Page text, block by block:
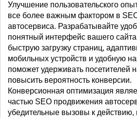
Улучшение пользовательского
все более важным фактором в
автосервиса. Разрабатывайте
понятный интерфейс вашего
быструю загрузку страниц,
мобильных устройств и удобную
поможет удерживать посетителей
повысить вероятность конверсии.
Конверсионная оптимизация
частью SEO продвижения
убедительные вызовы к действию,